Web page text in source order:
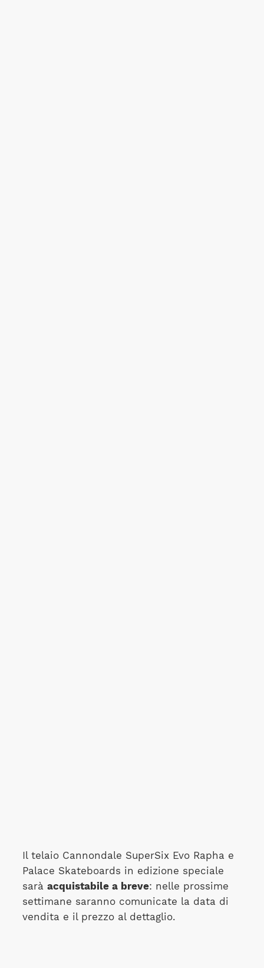
Il telaio Cannondale SuperSix Evo Rapha e
Palace Skateboards in edizione speciale
sarà acquistabile a breve: nelle prossime
settimane saranno comunicate la data di
vendita e il prezzo al dettaglio.